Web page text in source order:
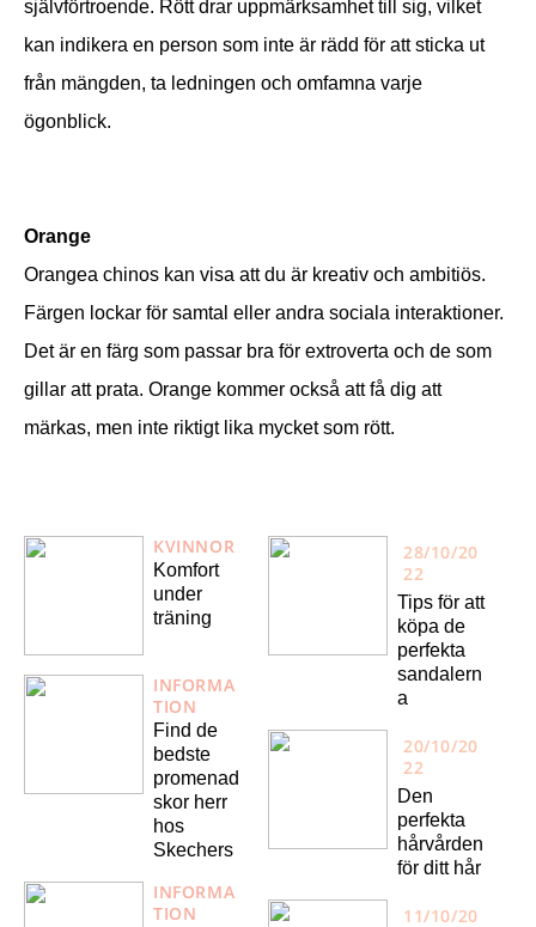
självförtroende. Rött drar uppmärksamhet till sig, vilket
kan indikera en person som inte är rädd för att sticka ut
från mängden, ta ledningen och omfamna varje
ögonblick.
Orange
Orangea chinos kan visa att du är kreativ och ambitiös.
Färgen lockar för samtal eller andra sociala interaktioner.
Det är en färg som passar bra för extroverta och de som
gillar att prata. Orange kommer också att få dig att
märkas, men inte riktigt lika mycket som rött.
KVINNOR
Komfort
under
träning
INFORMA
TION
Find de
bedste
promenad
skor herr
hos
Skechers
INFORMA
TION
28/10/20
22
Tips för att
köpa de
perfekta
sandalern
a
20/10/20
22
Den
perfekta
hårvården
för ditt hår
11/10/20